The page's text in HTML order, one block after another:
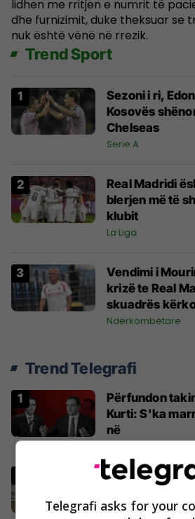
lidhen me rritjen e numrit të
dhe furnizimit, duke theksuar se
nuk është vënë në rrezik.
Trend Sport
Sezoni i ri,
Kosovës
Chelseas
Serie A
Real Madridi
blerjen më të
klubit
La Liga
Vendimi i
krizë te Real
skuadrës
Ndërkombëtare
Trend Telegrafi
Përfundon
Kurti: S'ka
në
Pacolli: Nëse
kontratën për
MABCO do t’i
Telegrafi asks for your